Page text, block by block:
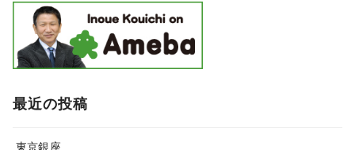
最近の投稿
東京銀座